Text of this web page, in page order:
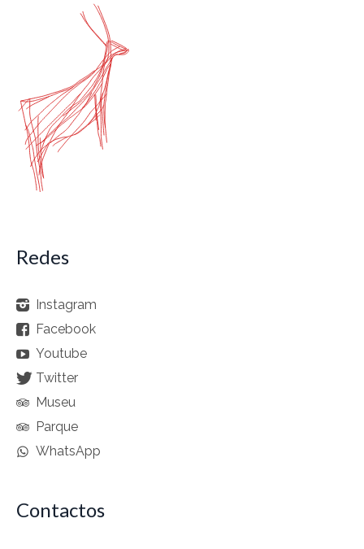
Redes
Instagram
Facebook
Youtube
Twitter
Museu
Parque
WhatsApp
Contactos